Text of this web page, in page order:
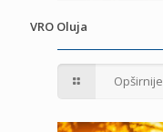
VRO Oluja
Opširnije